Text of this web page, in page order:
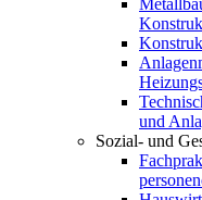
und
Sozial- und